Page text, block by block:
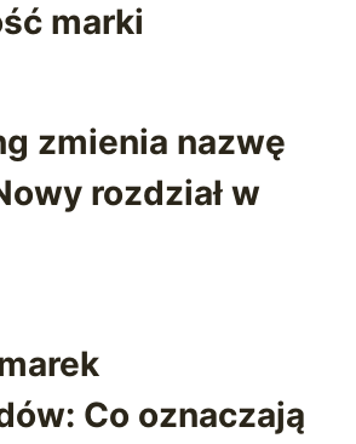
marki
zmienia nazwę
rozdział w
Co oznaczają